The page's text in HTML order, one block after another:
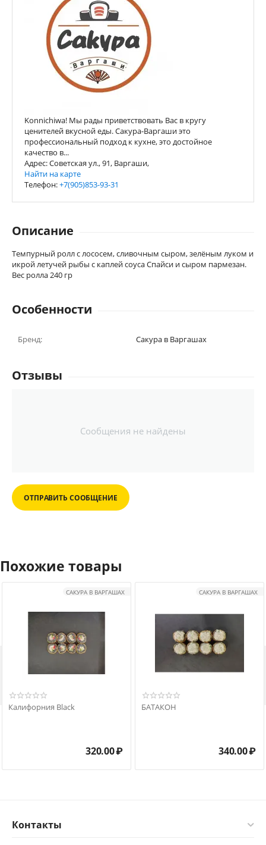
Konnichiwa! Мы рады приветствовать Вас в кругу
ценителей вкусной еды. Сакура-Варгаши это
профессиональный подход к кухне, это достойное
качество в...
Адрес: Советская ул., 91, Варгаши,
Найти на карте
Телефон:+7(905)853-93-31
Описание
Темпурный ролл с лососем, сливочным сыром, зелёным луком и
икрой летучей рыбы с каплей соуса Спайси и сыром пармезан.
Вес ролла 240 гр
Особенности
Бренд: Сакура в Варгашах
Отзывы
Сообщения не найдены
ОТПРАВИТЬ СООБЩЕНИЕ
Похожие товары
САКУРА В ВАРГАШАХ
Калифорния Black
320.00₽
САКУРА В ВАРГАШАХ
БАТАКОН
340.00₽
Контакты